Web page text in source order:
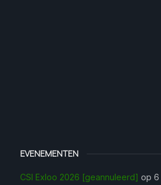
EVENEMENTEN
CSI Exloo 2026 [geannuleerd] op 6